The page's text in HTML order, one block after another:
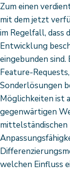
Zum einen
mit dem jetzt
im Regelfall, dass
Entwicklung
eingebunden
Feature-
Sonderlösungen
Möglichkeiten ist
gegenwärtigen
mittelständischen
welchen Einfluss